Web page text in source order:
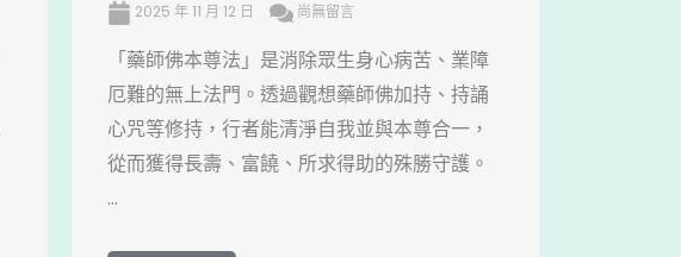
2025 年 11 月 12 日 尚無留言
「藥師佛本尊法」是消除眾生身心病苦、業障
厄難的無上法門。透過觀想藥師佛加持、持誦
心咒等修持，行者能清淨自我並與本尊合一，
從而獲得長壽、富饒、所求得助的殊勝守護。
...